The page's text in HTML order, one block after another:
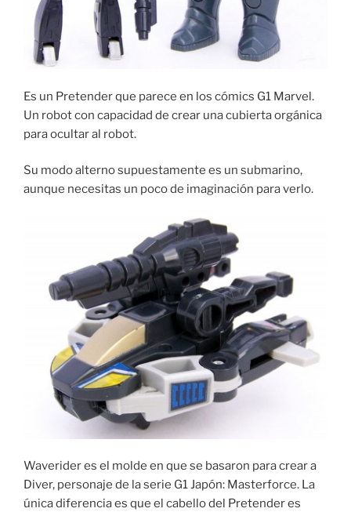
Es un Pretender que parece en los cómics G1 Marvel.
Un robot con capacidad de crear una cubierta orgánica
para ocultar al robot.
Su modo alterno supuestamente es un submarino,
aunque necesitas un poco de imaginación para verlo.
Waverider es el molde en que se basaron para crear a
Diver, personaje de la serie G1 Japón: Masterforce. La
única diferencia es que el cabello del Pretender es